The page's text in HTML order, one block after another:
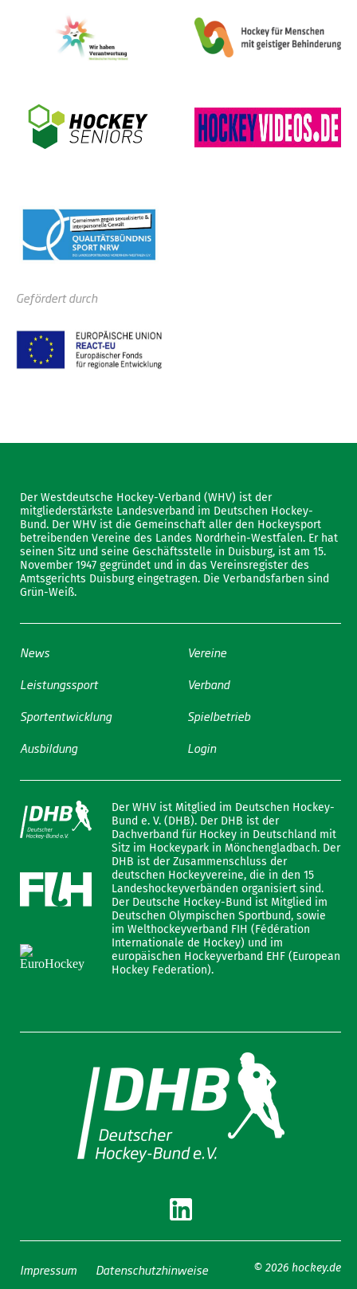
Gefördert durch
Der Westdeutsche Hockey-Verband (WHV) ist der
mitgliederstärkste Landesverband im Deutschen Hockey-
Bund. Der WHV ist die Gemeinschaft aller den Hockeysport
betreibenden Vereine des Landes Nordrhein-Westfalen. Er hat
seinen Sitz und seine Geschäftsstelle in Duisburg, ist am 15.
November 1947 gegründet und in das Vereinsregister des
Amtsgerichts Duisburg eingetragen. Die Verbandsfarben sind
Grün-Weiß.
News
Leistungssport
Sportentwicklung
Ausbildung
Vereine
Verband
Spielbetrieb
Login
Der WHV ist Mitglied im Deutschen Hockey-
Bund e. V. (DHB). Der DHB ist der
Dachverband für Hockey in Deutschland mit
Sitz im Hockeypark in Mönchengladbach. Der
DHB ist der Zusammenschluss der
deutschen Hockeyvereine, die in den 15
Landeshockeyverbänden organisiert sind.
Der Deutsche Hockey-Bund ist Mitglied im
Deutschen Olympischen Sportbund, sowie
im Welthockeyverband FIH (Fédération
Internationale de Hockey) und im
europäischen Hockeyverband EHF (European
Hockey Federation).
Impressum Datenschutzhinweise © 2026 hockey.de